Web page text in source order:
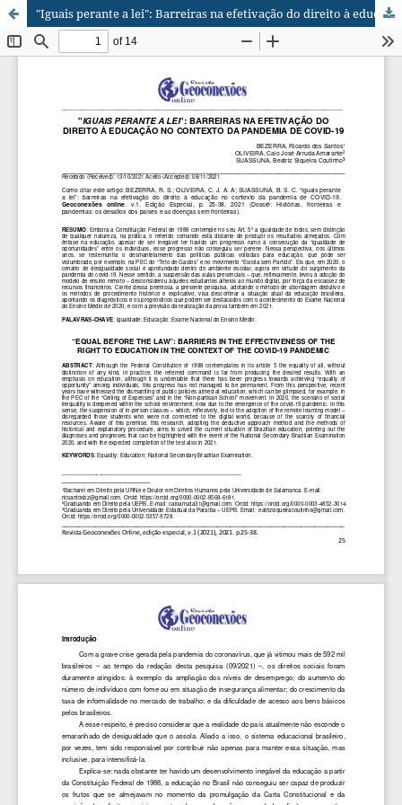
"Iguais perante a lei": Barreiras na efetivação do direito à educação no contexto da pandemia do covid-19